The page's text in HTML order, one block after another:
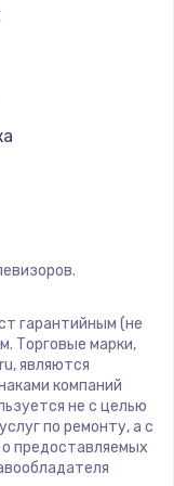
гарантийным (не
Торговые марки,
являются
компаний
не с целью
по ремонту, а с
предоставляемых